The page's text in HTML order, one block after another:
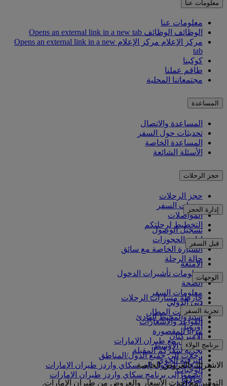
معلومات عنا
معلومات عنا
الوظائف الوظائف Opens an external link in a new tab
مركز الإعلام
مركز الإعلام Opens an external link in a new
tab
كوكبنا
طاقم عملنا
مجتمعاتنا المحلية
المساعدة
المساعدة والاتصال
تحديثات حول السفر
المساعدة الخاصة
الأسئلة الشائعة
حجز الرحلات
حجز الرحلات
خدمات السفر
المواصلات
التخطيط لرحلتكم
إدارة الحجز
تسجيل الوصول
إدارة الحجوزات
السيارة الخاصة مع سائق
حالة الرحلة
قبل السفر
الأمتعة
معلومات تأشيرات الدخول
الصحة
معلومات السفر
دبي الدولي
مواصلات المطار
القواعد والإشعارات
الوجهات
خارطة مسارات الرحلات
أفريقيا
آسيا والمحيط الهادئ
أوروبا
الأميركتان
الشرق الأوسط
رحلات إلى جميع الدول/المناطق
تجربة السفر
مزايا المقصورة
التسوق مع طيران الإمارات
تجربة سفركم المقبلة
الترفيه الجوي
الوجبات
صالاتنا
برنامج الولاء
تسجيل الدخول إلى سكاي واردز طيران الإمارات
انضموا إلى برنامج سكاي واردز طيران الإمارات
الاشتراك بالعروض الخاصة
التوفير مع أحدث الأسعار والعروض من طيران الإمارات.